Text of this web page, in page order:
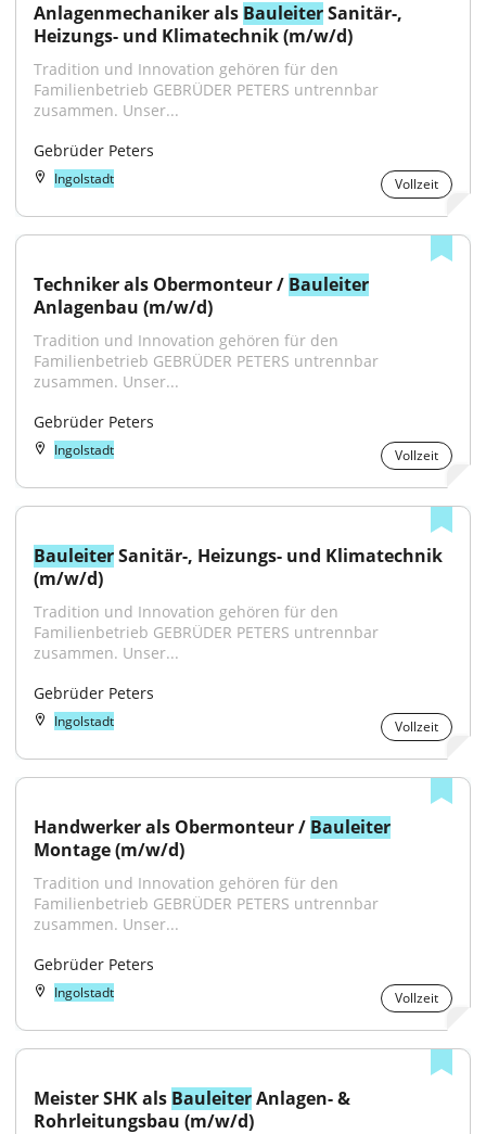
Anlagenmechaniker als Bauleiter Sanitär-,
Heizungs- und Klimatechnik (m/w/d)
Tradition und Innovation gehören für den
Familienbetrieb GEBRÜDER PETERS untrennbar
zusammen. Unser...
Gebrüder Peters
Ingolstadt Vollzeit
Techniker als Obermonteur / Bauleiter
Anlagenbau (m/w/d)
Tradition und Innovation gehören für den
Familienbetrieb GEBRÜDER PETERS untrennbar
zusammen. Unser...
Gebrüder Peters
Ingolstadt Vollzeit
Bauleiter Sanitär-, Heizungs- und Klimatechnik
(m/w/d)
Tradition und Innovation gehören für den
Familienbetrieb GEBRÜDER PETERS untrennbar
zusammen. Unser...
Gebrüder Peters
Ingolstadt Vollzeit
Handwerker als Obermonteur / Bauleiter
Montage (m/w/d)
Tradition und Innovation gehören für den
Familienbetrieb GEBRÜDER PETERS untrennbar
zusammen. Unser...
Gebrüder Peters
Ingolstadt Vollzeit
Meister SHK als Bauleiter Anlagen- &
Rohrleitungsbau (m/w/d)